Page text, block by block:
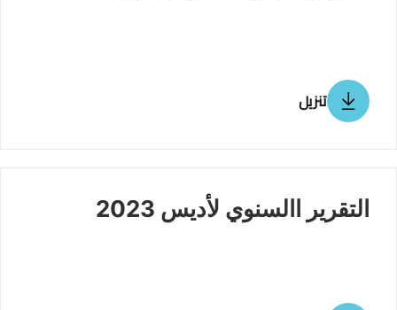
تنزيل
التقرير االسنوي لأديس 2023